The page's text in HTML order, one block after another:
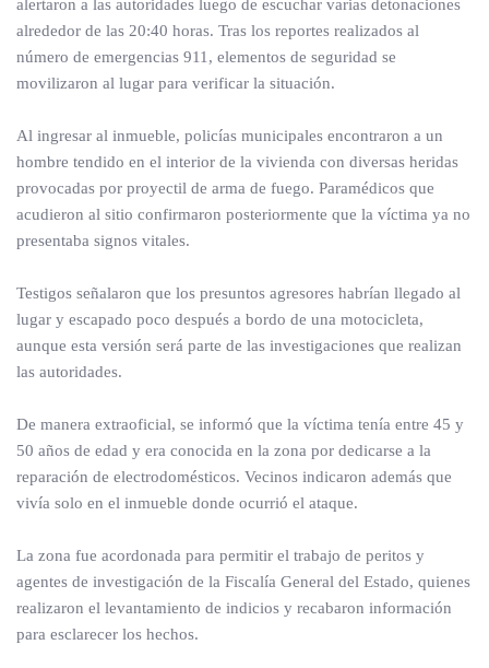
alertaron a las autoridades luego de escuchar varias detonaciones
alrededor de las 20:40 horas. Tras los reportes realizados al
número de emergencias 911, elementos de seguridad se
movilizaron al lugar para verificar la situación.
Al ingresar al inmueble, policías municipales encontraron a un
hombre tendido en el interior de la vivienda con diversas heridas
provocadas por proyectil de arma de fuego. Paramédicos que
acudieron al sitio confirmaron posteriormente que la víctima ya no
presentaba signos vitales.
Testigos señalaron que los presuntos agresores habrían llegado al
lugar y escapado poco después a bordo de una motocicleta,
aunque esta versión será parte de las investigaciones que realizan
las autoridades.
De manera extraoficial, se informó que la víctima tenía entre 45 y
50 años de edad y era conocida en la zona por dedicarse a la
reparación de electrodomésticos. Vecinos indicaron además que
vivía solo en el inmueble donde ocurrió el ataque.
La zona fue acordonada para permitir el trabajo de peritos y
agentes de investigación de la Fiscalía General del Estado, quienes
realizaron el levantamiento de indicios y recabaron información
para esclarecer los hechos.